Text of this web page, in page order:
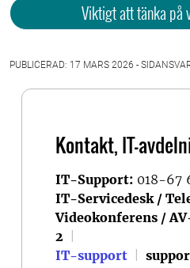
Viktigt att tänka på
PUBLICERAD: 17 MARS 2026 -
Kontakt, IT-
IT-Support: 018-67
IT-Servicedesk /
Videokonferens /
2
IT-support